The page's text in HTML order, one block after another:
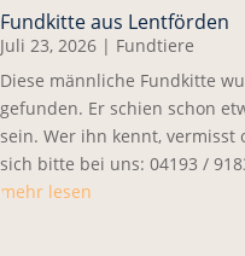
Fundkitte aus Lentförden
Juli 23, 2026 | Fundtiere
Diese männliche Fundkitte
gefunden. Er schien schon
sein. Wer ihn kennt, vermisst
sich bitte bei uns: 04193 /
mehr lesen